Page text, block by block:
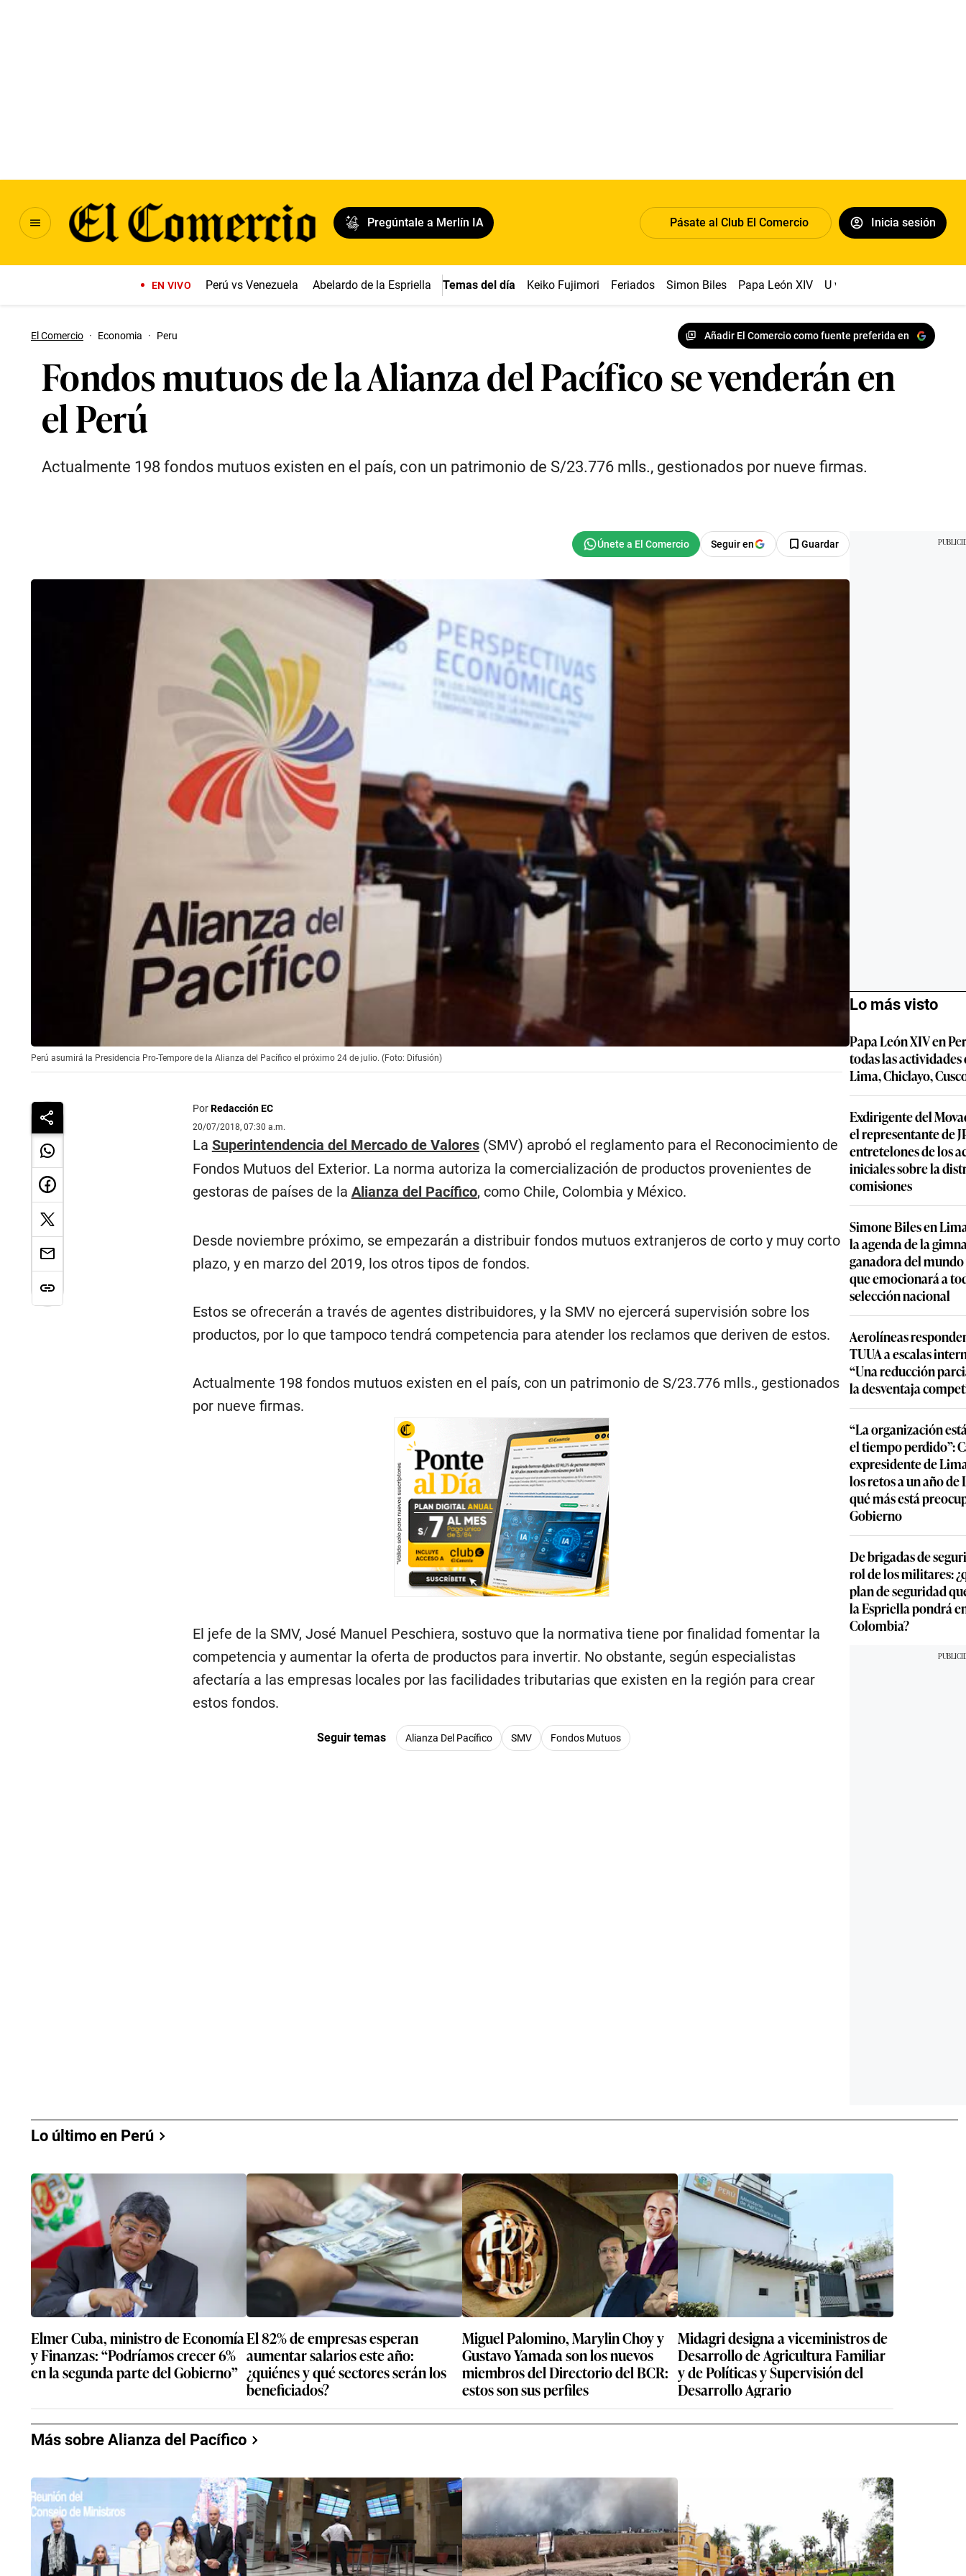
Pregúntale a Merlín IA Pásate al Club El Comercio Inicia sesión
EN VIVO Perú vs Venezuela Abelardo de la Espriella Temas del día Keiko Fujimori Feriados Simon Biles Papa León XIV U vs Cristal
El Comercio · Economia · Peru Añadir El Comercio como fuente preferida en
Fondos mutuos de la Alianza del Pacífico se venderán en
el Perú
Actualmente 198 fondos mutuos existen en el país, con un patrimonio de S/23.776 mlls., gestionados por nueve firmas.
Seguir en Guardar
Perú asumirá la Presidencia Pro-Tempore de la Alianza del Pacífico el próximo 24 de julio. (Foto: Difusión)
PorRedacción EC
20/07/2018, 07:30 a.m.
La Superintendencia del Mercado de Valores(SMV) aprobó el reglamento para el Reconocimiento de
Fondos Mutuos del Exterior. La norma autoriza la comercialización de productos provenientes de
gestoras de países de la Alianza del Pacífico, como Chile, Colombia y México.
Desde noviembre próximo, se empezarán a distribuir fondos mutuos extranjeros de corto y muy corto
plazo, y en marzo del 2019, los otros tipos de fondos.
Estos se ofrecerán a través de agentes distribuidores, y la SMV no ejercerá supervisión sobre los
productos, por lo que tampoco tendrá competencia para atender los reclamos que deriven de estos.
Actualmente 198 fondos mutuos existen en el país, con un patrimonio de S/23.776 mlls., gestionados
por nueve firmas.
El jefe de la SMV, José Manuel Peschiera, sostuvo que la normativa tiene por finalidad fomentar la
competencia y aumentar la oferta de productos para invertir. No obstante, según especialistas
afectaría a las empresas locales por las facilidades tributarias que existen en la región para crear
estos fondos.
Seguir temas Alianza Del Pacífico SMV Fondos Mutuos
Lo más visto
Papa León XIV en
todas las
Lima, Chiclayo,
Exdirigente del
el representante de
entretelones de los
iniciales sobre la
comisiones
Simone Biles en
la agenda de la
ganadora del
que emocionará a
selección nacional
Aerolíneas
TUUA a escalas
“Una reducción
la desventaja
“La organización
el tiempo perdido”:
expresidente de
los retos a un año de
qué más está
Gobierno
De brigadas de
rol de los militares:
plan de seguridad
la Espriella pondrá
Colombia?
Lo último en Perú
Elmer Cuba, ministro de Economía
y Finanzas: “Podríamos crecer 6%
en la segunda parte del Gobierno”
El 82% de empresas esperan
aumentar salarios este año:
¿quiénes y qué sectores serán los
beneficiados?
Miguel Palomino, Marylin Choy y
Gustavo Yamada son los nuevos
miembros del Directorio del BCR:
estos son sus perfiles
Midagri designa a viceministros de
Desarrollo de Agricultura Familiar
y de Políticas y Supervisión del
Desarrollo Agrario
Más sobre Alianza del Pacífico